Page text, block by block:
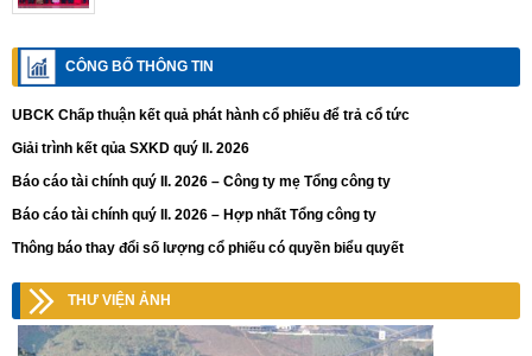
CÔNG BỐ THÔNG TIN
UBCK Chấp thuận kết quả phát hành cổ phiếu để trả cổ tức
Giải trình kết qủa SXKD quý II. 2026
Báo cáo tài chính quý II. 2026 – Công ty mẹ Tổng công ty
Báo cáo tài chính quý II. 2026 – Hợp nhất Tổng công ty
Thông báo thay đổi số lượng cổ phiếu có quyền biểu quyết
THƯ VIỆN ẢNH